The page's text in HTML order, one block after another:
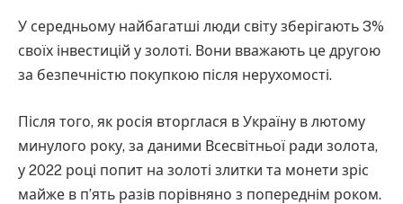
У середньому найбагатші люди світу зберігають 3%
своїх інвестицій у золоті. Вони вважають це другою
за безпечністю покупкою після нерухомості.
Після того, як росія вторглася в Україну в лютому
минулого року, за даними Всесвітньої ради золота,
у 2022 році попит на золоті злитки та монети зріс
майже в п’ять разів порівняно з попереднім роком.